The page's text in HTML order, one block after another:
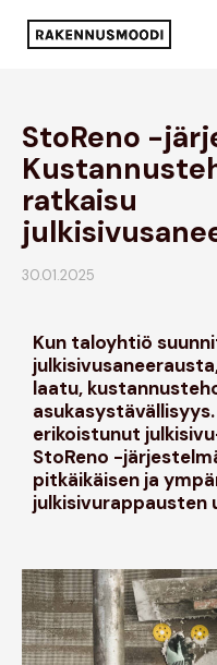
StoReno -
ratkaisu
30.01.2025
Kun taloyhtiö
laatu,
erikoistunut
StoReno -
pitkäikäisen ja
julkisivurappausten